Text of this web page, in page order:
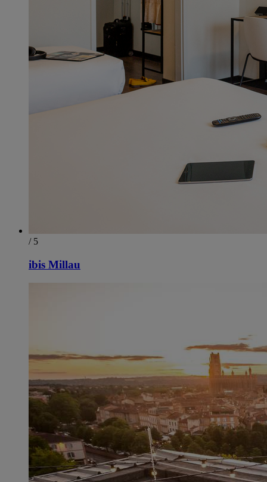
/ 5
ibis Millau